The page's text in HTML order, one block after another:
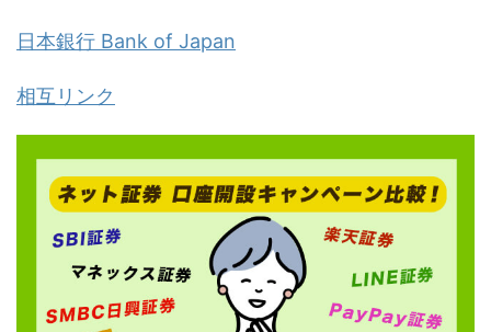
日本銀行 Bank of Japan
相互リンク